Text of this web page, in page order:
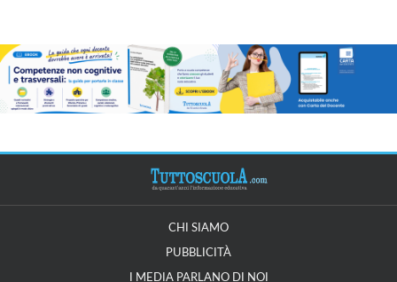
CHI SIAMO
PUBBLICITÀ
I MEDIA PARLANO DI NOI